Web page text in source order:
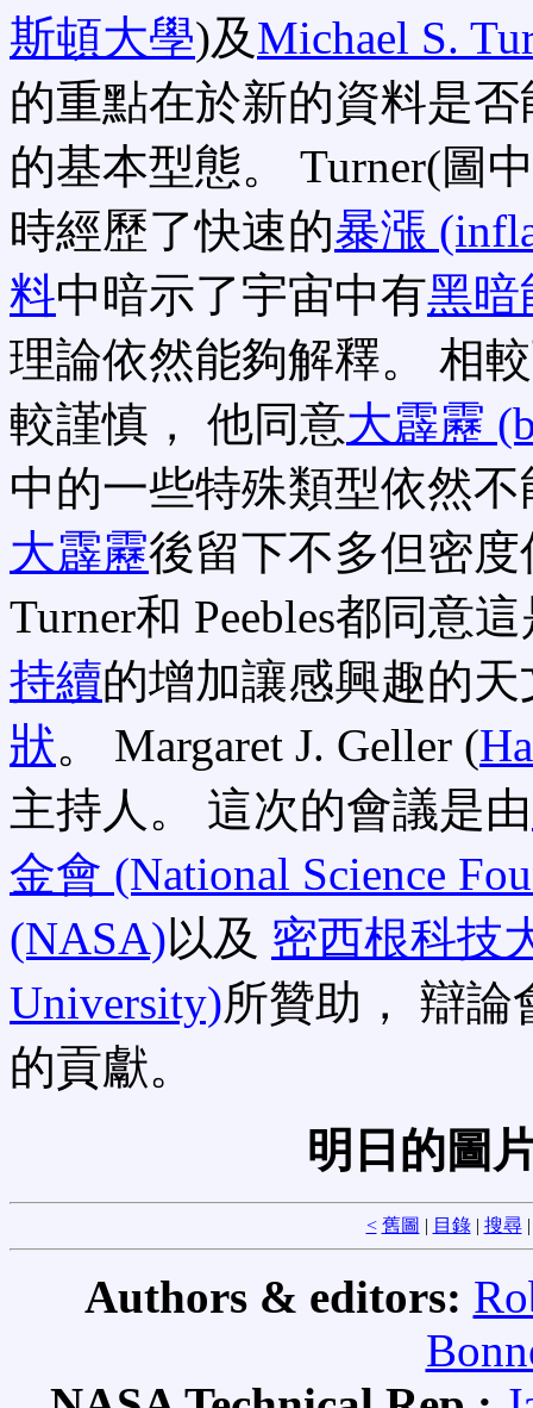
斯頓大學)及Michael S.
的重點在於新的資料是
的基本型態。 Turner(圖
時經歷了快速的暴漲
料中暗示了宇宙中有黑暗
理論依然能夠解釋。 相
較謹慎， 他同意大霹靂
中的一些特殊類型依然不
大霹靂後留下不多但密
Turner和 Peebles都同意
持續的增加讓感興趣的
狀。 Margaret J. Geller (
主持人。 這次的會議是由
金會 (National Science
(NASA)以及 密西根科技
University)所贊助， 辯
的貢獻。
明日的圖
< 舊圖 | 目錄| 搜尋
Authors & editors: